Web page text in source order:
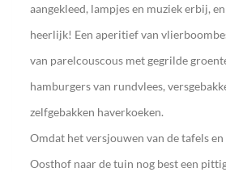
aangekleed, lampjes en muziek erbij,
heerlijk! Een aperitief van
van parelcouscous met gegrilde
hamburgers van rundvlees,
zelfgebakken haverkoeken.
Omdat het versjouwen van de tafels
Oosthof naar de tuin nog best een